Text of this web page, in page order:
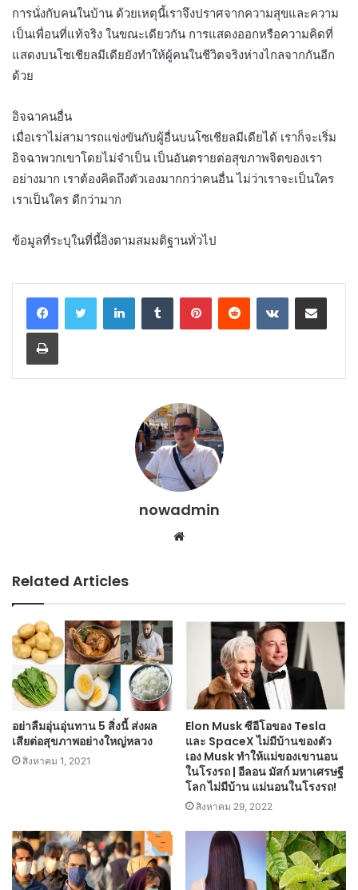
การนั่งกับคนในบ้าน ด้วยเหตุนี้เราจึงปราศจากความสุขและความ
เป็นเพื่อนที่แท้จริง ในขณะเดียวกัน การแสดงออกหรือความคิดที่
แสดงบนโซเชียลมีเดียยังทำให้ผู้คนในชีวิตจริงห่างไกลจากกันอีก
ด้วย
อิจฉาคนอื่น
เมื่อเราไม่สามารถแข่งขันกับผู้อื่นบนโซเชียลมีเดียได้ เราก็จะเริ่ม
อิจฉาพวกเขาโดยไม่จำเป็น เป็นอันตรายต่อสุขภาพจิตของเรา
อย่างมาก เราต้องคิดถึงตัวเองมากกว่าคนอื่น ไม่ว่าเราจะเป็นใคร
เราเป็นใคร ดีกว่ามาก
ข้อมูลที่ระบุในที่นี้อิงตามสมมติฐานทั่วไป
LinkedInTumblr PinterestReddit VKontakteShare via Email
Print
nowadmin
Website
Related Articles
อย่าลืมอุ่นอุ่นทาน 5 สิ่งนี้ ส่งผล
เสียต่อสุขภาพอย่างใหญ่หลวง
สิงหาคม 1, 2021
Elon Musk ซีอีโอของ Tesla
และ SpaceX ไม่มีบ้านของตัว
เอง Musk ทำให้แม่ของเขานอน
ในโรงรถ | อีลอน มัสก์ มหาเศรษฐี
โลก ไม่มีบ้าน แม่นอนในโรงรถ!
สิงหาคม 29, 2022